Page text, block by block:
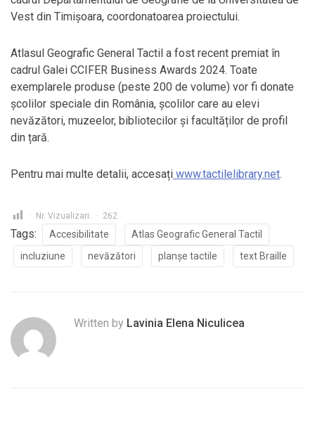
Vest din Timișoara, coordonatoarea proiectului.
Atlasul Geografic General Tactil a fost recent premiat în
cadrul Galei CCIFER Business Awards 2024. Toate
exemplarele produse (peste 200 de volume) vor fi donate
școlilor speciale din România, școlilor care au elevi
nevăzători, muzeelor, bibliotecilor și facultăților de profil
din țară.
Pentru mai multe detalii, accesați www.tactilelibrary.net.
Nr. Vizualizari: 262
Tags: Accesibilitate
Atlas Geografic General Tactil
incluziune
nevăzători planșe tactile text Braille
Written by Lavinia Elena Niculicea